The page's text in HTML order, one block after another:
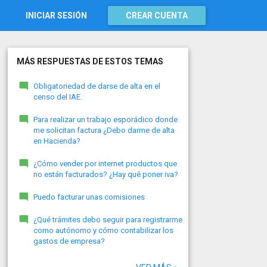
INICIAR SESIÓN CREAR CUENTA
MÁS RESPUESTAS DE ESTOS TEMAS
Obligatoriedad de darse de alta en el
censo del IAE.
Para realizar un trabajo esporádico donde
me solicitan factura ¿Debo darme de alta
en Hacienda?
¿Cómo vender por internet productos que
no están facturados? ¿Hay qué poner iva?
Puedo facturar unas comisiones
¿Qué trámites debo seguir para registrarme
como autónomo y cómo contabilizar los
gastos de empresa?